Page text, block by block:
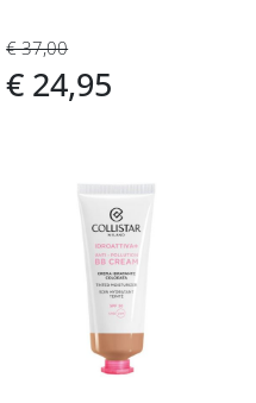
€ 37,00
€ 24,95
verlanglijst